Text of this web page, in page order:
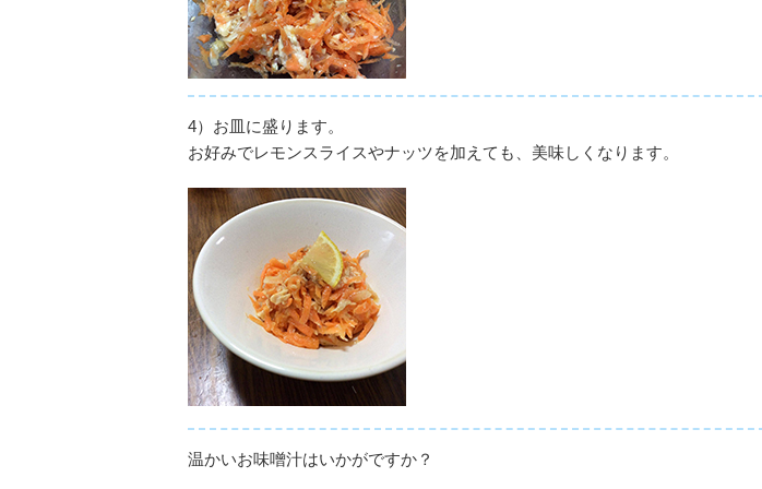
4）お皿に盛ります。
お好みでレモンスライスやナッツを加えても、美味しくなります。
温かいお味噌汁はいかがですか？